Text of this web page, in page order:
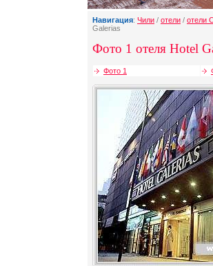
Навигация: Чили / отели / отели
Galerias
Фото 1 отеля Hotel
Фото 1